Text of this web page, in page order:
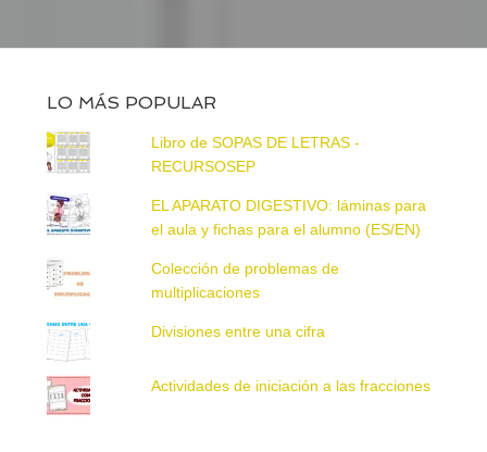
LO MÁS POPULAR
Libro de SOPAS DE LETRAS -
RECURSOSEP
EL APARATO DIGESTIVO: láminas para
el aula y fichas para el alumno (ES/EN)
Colección de problemas de
multiplicaciones
Divisiones entre una cifra
Actividades de iniciación a las fracciones